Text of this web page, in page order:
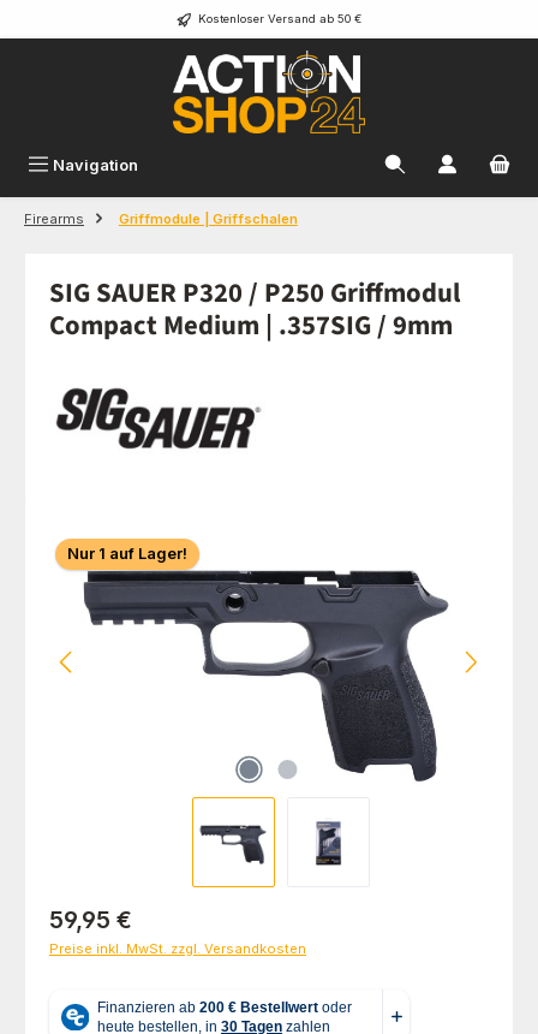
Zum Hauptinhalt springen Kostenloser Versand ab 50 €
Navigation
Firearms Griffmodule | Griffschalen
SIG SAUER P320 / P250 Griffmodul
Compact Medium | .357SIG / 9mm
Bildergalerie überspringen
Nur 1 auf Lager!
Regulärer Preis:
59,95 €
Preise inkl. MwSt. zzgl. Versandkosten